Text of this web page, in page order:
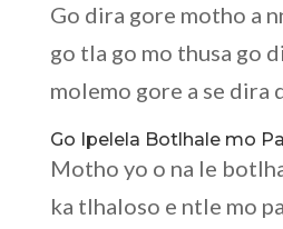
Go dira gore motho a
go tla go mo thusa go
molemo gore a se dira
Go Ipelela Botlhale mo
Motho yo o na le
ka tlhaloso e ntle mo